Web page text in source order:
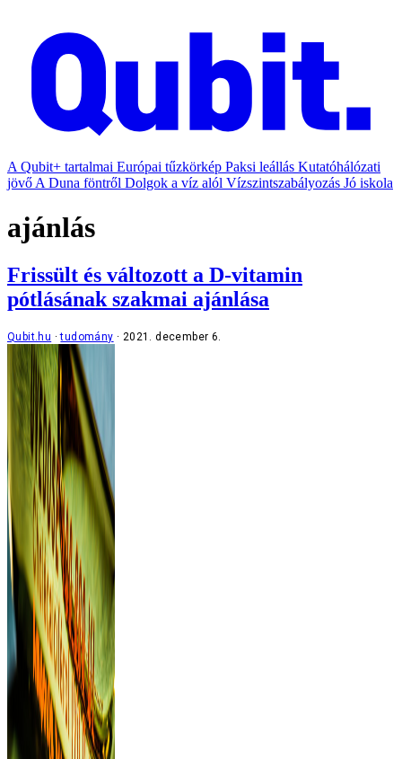
A Qubit+ tartalmai Európai tűzkörkép Paksi leállás Kutatóhálózati
jövő A Duna föntről Dolgok a víz alól Vízszintszabályozás Jó iskola
ajánlás
Frissült és változott a D-vitamin
pótlásának szakmai ajánlása
Qubit.hu tudomány 2021. december 6.